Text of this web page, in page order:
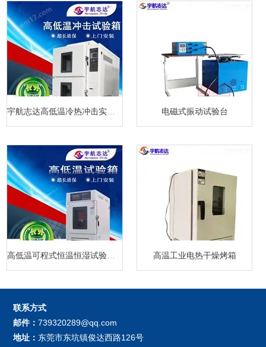
电磁式振动试验台
高温工业电热干燥烤箱
联系方式
邮件：739320289@qq.com
地址： 东莞市东坑镇俊达西路126号